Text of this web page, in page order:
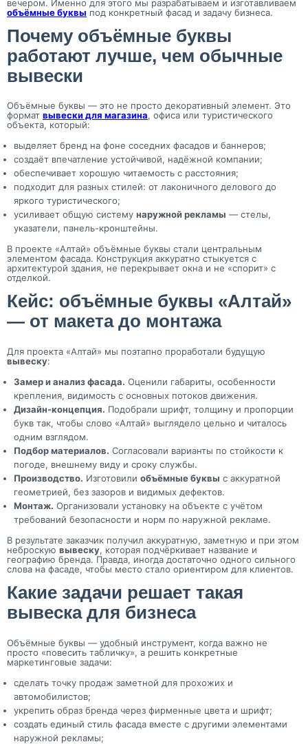
вечером. Именно для этого мы разрабатываем и изготавливаем
объёмные буквы под конкретный фасад и задачу бизнеса.
Почему объёмные буквы
работают лучше, чем обычные
вывески
Объёмные буквы — это не просто декоративный элемент. Это
формат вывески для магазина, офиса или туристического
объекта, который:
выделяет бренд на фоне соседних фасадов и баннеров;
создаёт впечатление устойчивой, надёжной компании;
обеспечивает хорошую читаемость с расстояния;
подходит для разных стилей: от лаконичного делового до
яркого туристического;
усиливает общую систему наружной рекламы — стелы,
указатели, панель-кронштейны.
В проекте «Алтай» объёмные буквы стали центральным
элементом фасада. Конструкция аккуратно стыкуется с
архитектурой здания, не перекрывает окна и не «спорит» с
отделкой.
Кейс: объёмные буквы «Алтай»
— от макета до монтажа
Для проекта «Алтай» мы поэтапно проработали будущую
вывеску:
Замер и анализ фасада. Оценили габариты, особенности
крепления, видимость с основных потоков движения.
Дизайн-концепция. Подобрали шрифт, толщину и пропорции
букв так, чтобы слово «Алтай» выглядело цельно и читалось
одним взглядом.
Подбор материалов. Согласовали варианты по стойкости к
погоде, внешнему виду и сроку службы.
Производство. Изготовили объёмные буквы с аккуратной
геометрией, без зазоров и видимых дефектов.
Монтаж. Организовали установку на объекте с учётом
требований безопасности и норм по наружной рекламе.
В результате заказчик получил аккуратную, заметную и при этом
неброскую вывеску, которая подчёркивает название и
географию бренда. Правда, иногда достаточно одного сильного
слова на фасаде, чтобы место стало ориентиром для клиентов.
Какие задачи решает такая
вывеска для бизнеса
Объёмные буквы — удобный инструмент, когда важно не
просто «повесить табличку», а решить конкретные
маркетинговые задачи:
сделать точку продаж заметной для прохожих и
автомобилистов;
укрепить образ бренда через фирменные цвета и шрифт;
создать единый стиль фасада вместе с другими элементами
наружной рекламы;